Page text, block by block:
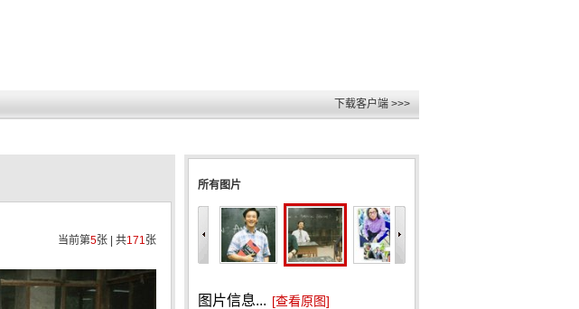
下载客户端 >>>
当前第5张 | 共171张
所有图片
图片信息... [查看原图]